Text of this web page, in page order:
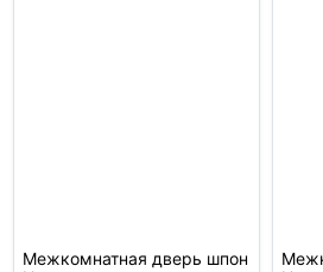
Межкомнатная дверь шпон